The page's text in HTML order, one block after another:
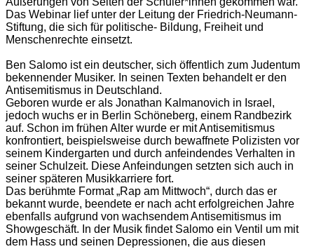
Das Webinar lief unter der Leitung der Friedrich-Neumann-
Stiftung, die sich für politische- Bildung, Freiheit und
Menschenrechte einsetzt.
Ben Salomo ist ein deutscher, sich öffentlich zum Judentum
bekennender Musiker. In seinen Texten behandelt er den
Antisemitismus in Deutschland.
Geboren wurde er als Jonathan Kalmanovich in Israel,
jedoch wuchs er in Berlin Schöneberg, einem Randbezirk
auf. Schon im frühen Alter wurde er mit Antisemitismus
konfrontiert, beispielsweise durch bewaffnete Polizisten vor
seinem Kindergarten und durch anfeindendes Verhalten in
seiner Schulzeit. Diese Anfeindungen setzten sich auch in
seiner späteren Musikkarriere fort.
Das berühmte Format „Rap am Mittwoch“, durch das er
bekannt wurde, beendete er nach acht erfolgreichen Jahre
ebenfalls aufgrund von wachsendem Antisemitismus im
Showgeschäft. In der Musik findet Salomo ein Ventil um mit
dem Hass und seinen Depressionen, die aus diesen